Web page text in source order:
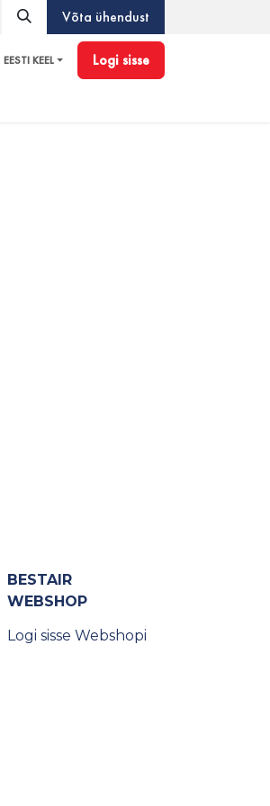
Võta ühendust
EESTI KEEL
Logi sisse
BESTAIR
WEBSHOP
Logi sisse Webshopi